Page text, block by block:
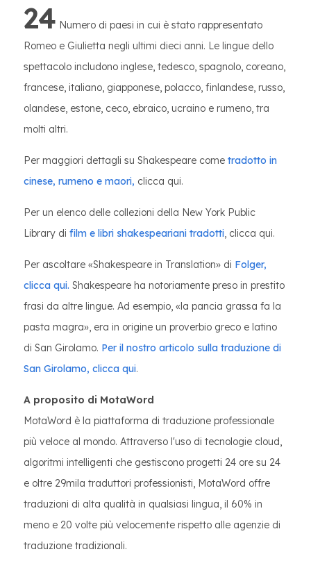
24 Numero di paesi in cui è stato rappresentato
Romeo e Giulietta negli ultimi dieci anni. Le lingue dello
spettacolo includono inglese, tedesco, spagnolo, coreano,
francese, italiano, giapponese, polacco, finlandese, russo,
olandese, estone, ceco, ebraico, ucraino e rumeno, tra
molti altri.
Per maggiori dettagli su Shakespeare come tradotto in
cinese, rumeno e maori, clicca qui.
Per un elenco delle collezioni della New York Public
Library di film e libri shakespeariani tradotti, clicca qui.
Per ascoltare «Shakespeare in Translation» di Folger,
clicca qui. Shakespeare ha notoriamente preso in prestito
frasi da altre lingue. Ad esempio, «la pancia grassa fa la
pasta magra», era in origine un proverbio greco e latino
di San Girolamo. Per il nostro articolo sulla traduzione di
San Girolamo, clicca qui.
A proposito di MotaWord
MotaWord è la piattaforma di traduzione professionale
più veloce al mondo. Attraverso l'uso di tecnologie cloud,
algoritmi intelligenti che gestiscono progetti 24 ore su 24
e oltre 29mila traduttori professionisti, MotaWord offre
traduzioni di alta qualità in qualsiasi lingua, il 60% in
meno e 20 volte più velocemente rispetto alle agenzie di
traduzione tradizionali.